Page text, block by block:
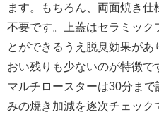
ます。もちろん、両面焼き
不要です。上蓋はセラミック
とができるうえ脱臭効果が
おい残りも少ないのが特徴で
マルチロースターは30分ま
みの焼き加減を逐次チェック